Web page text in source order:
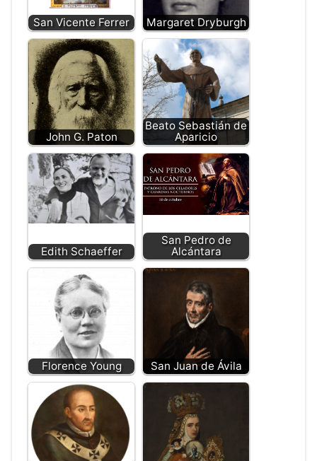
San Vicente Ferrer Margaret Dryburgh
John G. Paton
Beato Sebastián de
Aparicio
Edith Schaeffer
San Pedro de
Alcántara
Florence Young San Juan de Ávila